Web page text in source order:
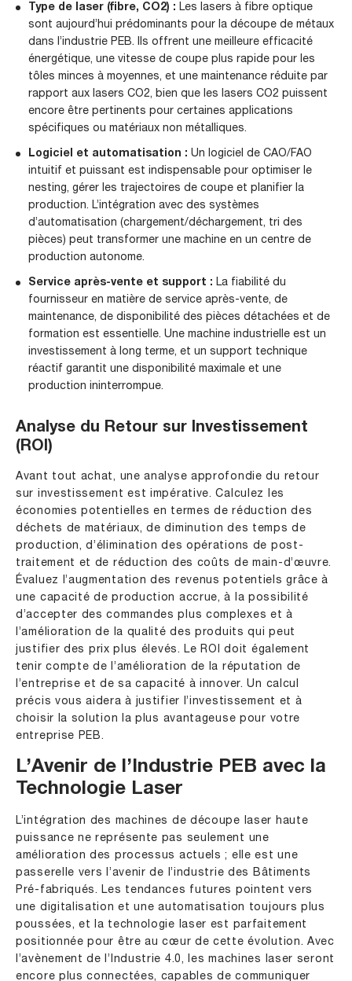
Type de laser (fibre, CO2) : Les lasers à fibre optique
sont aujourd’hui prédominants pour la découpe de métaux
dans l’industrie PEB. Ils offrent une meilleure efficacité
énergétique, une vitesse de coupe plus rapide pour les
tôles minces à moyennes, et une maintenance réduite par
rapport aux lasers CO2, bien que les lasers CO2 puissent
encore être pertinents pour certaines applications
spécifiques ou matériaux non métalliques.
Logiciel et automatisation : Un logiciel de CAO/FAO
intuitif et puissant est indispensable pour optimiser le
nesting, gérer les trajectoires de coupe et planifier la
production. L’intégration avec des systèmes
d’automatisation (chargement/déchargement, tri des
pièces) peut transformer une machine en un centre de
production autonome.
Service après-vente et support : La fiabilité du
fournisseur en matière de service après-vente, de
maintenance, de disponibilité des pièces détachées et de
formation est essentielle. Une machine industrielle est un
investissement à long terme, et un support technique
réactif garantit une disponibilité maximale et une
production ininterrompue.
Analyse du Retour sur Investissement
(ROI)
Avant tout achat, une analyse approfondie du retour
sur investissement est impérative. Calculez les
économies potentielles en termes de réduction des
déchets de matériaux, de diminution des temps de
production, d’élimination des opérations de post-
traitement et de réduction des coûts de main-d’œuvre.
Évaluez l’augmentation des revenus potentiels grâce à
une capacité de production accrue, à la possibilité
d’accepter des commandes plus complexes et à
l’amélioration de la qualité des produits qui peut
justifier des prix plus élevés. Le ROI doit également
tenir compte de l’amélioration de la réputation de
l’entreprise et de sa capacité à innover. Un calcul
précis vous aidera à justifier l’investissement et à
choisir la solution la plus avantageuse pour votre
entreprise PEB.
L’Avenir de l’Industrie PEB avec la
Technologie Laser
L’intégration des machines de découpe laser haute
puissance ne représente pas seulement une
amélioration des processus actuels ; elle est une
passerelle vers l’avenir de l’industrie des Bâtiments
Pré-fabriqués. Les tendances futures pointent vers
une digitalisation et une automatisation toujours plus
poussées, et la technologie laser est parfaitement
positionnée pour être au cœur de cette évolution. Avec
l’avènement de l’Industrie 4.0, les machines laser seront
encore plus connectées, capables de communiquer